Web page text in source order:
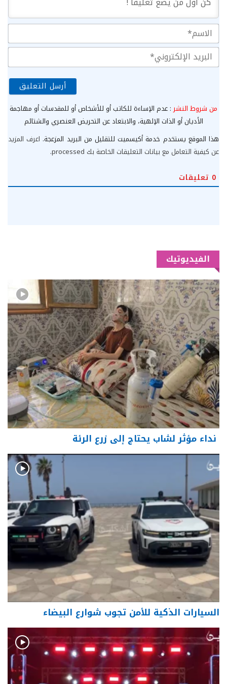
من شروط النشر : عدم الإساءة للكاتب أو للأشخاص أو للمقدسات أو مهاجمة
الأديان أو الذات الإلهية، والابتعاد عن التحريض العنصري والشتائم
هذا الموقع يستخدم خدمة أكيسميت للتقليل من البريد المزعجة. اعرف المزيد
عن كيفية التعامل مع بيانات التعليقات الخاصة بك processed
.
0 تعليقات
الفيديوتيك
نداء مؤثر لشاب يحتاج إلى زرع الرئة
السيارات الذكية للأمن تجوب شوارع البيضاء